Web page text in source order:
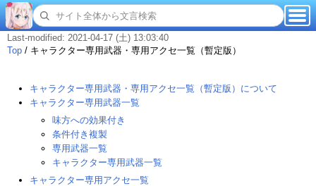
Last-modified: 2021-04-17 (土) 13:03:40
Top / キャラクター専用武器・専用アクセ一覧（暫定版）
キャラクター専用武器・専用アクセ一覧（暫定版）について
キャラクター専用武器一覧
味方への効果付き
条件付き複製
専用武器一覧
キャラクター専用武器一覧
キャラクター専用アクセ一覧